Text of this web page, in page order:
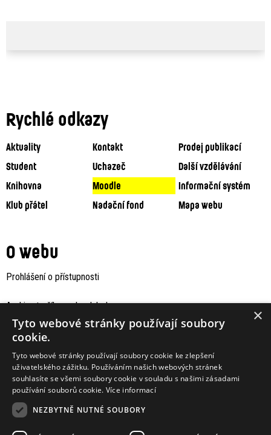
Rychlé odkazy
Aktuality Kontakt
Prodej publikací
Student
Uchazeč
Další vzdělávání
Knihovna
Moodle
Informační systém
Klub přátel
Nadační fond Mapa webu
O webu
Prohlášení o přístupnosti
Archiv staršího webu Jaboku ×
Tyto webové stránky používají soubory
cookie.
Tyto webové stránky používají soubory cookie ke zlepšení
uživatelského zážitku. Používáním našich webových stránek
souhlasíte se všemi soubory cookie v souladu s našimi zásadami
používání souborů cookie. Více informací
NEZBYTNĚ NUTNÉ SOUBORY